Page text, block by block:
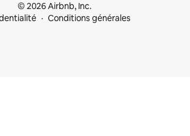
© 2026 Airbnb, Inc.
Conditions générales